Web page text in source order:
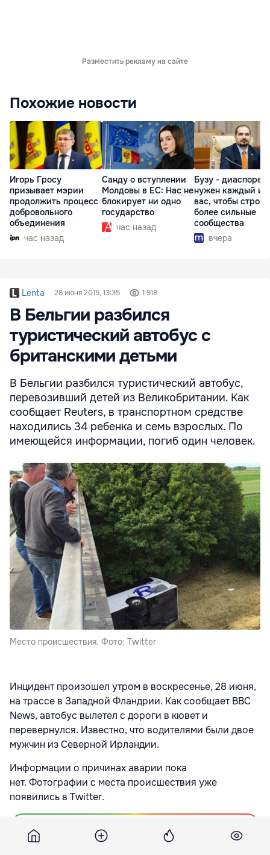
Разместить рекламу на сайте
Похожие новости
Игорь Гросу
призывает мэрии
продолжить процесс
добровольного
объединения
час назад
Санду о вступлении
Молдовы в ЕС: Нас не
блокирует ни одно
государство
час назад
Бузу - диаспоре:
нужен каждый из
вас, чтобы
более сильные
сообщества
вчера
Lenta 28 июня 2015, 13:35 1 918
В Бельгии разбился
туристический автобус с
британскими детьми
В Бельгии разбился туристический автобус,
перевозивший детей из Великобритании. Как
сообщает Reuters, в транспортном средстве
находились 34 ребенка и семь взрослых. По
имеющейся информации, погиб один человек.
Место происшествия. Фото: Twitter
Инцидент произошел утром в воскресенье, 28 июня,
на трассе в Западной Фландрии. Как сообщает BBC
News, автобус вылетел с дороги в кювет и
перевернулся. Известно, что водителями были двое
мужчин из Северной Ирландии.
Информации о причинах аварии пока
нет. Фотографии с места происшествия уже
появились в Twitter.
Подпишитесь на новости Point.md в Google